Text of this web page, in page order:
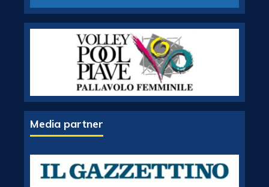
Media partner